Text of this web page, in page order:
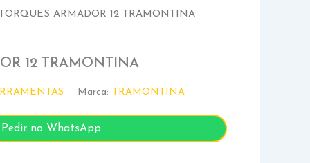
ARMADOR 12 TRAMONTINA
12 TRAMONTINA
Marca: TRAMONTINA
Pedir no WhatsApp